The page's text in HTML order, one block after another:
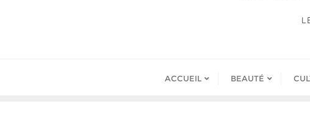
ACCUEIL BEAUTÉ